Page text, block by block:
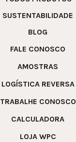
SUSTENTABILIDADE
BLOG
FALE CONOSCO
AMOSTRAS
LOGÍSTICA REVERSA
TRABALHE CONOSCO
CALCULADORA
LOJA WPC